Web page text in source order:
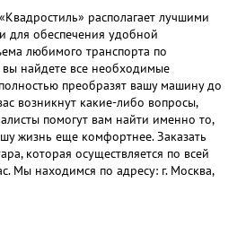
располагает лучшими
для обеспечения удобной
любимого транспорта по
найдете все необходимые
преобразят вашу машину до
возникнут какие-либо вопросы,
помогут вам найти именно то,
жизнь еще комфортнее. Заказать
которая осуществляется по всей
Мы находимся по адресу: г. Москва,